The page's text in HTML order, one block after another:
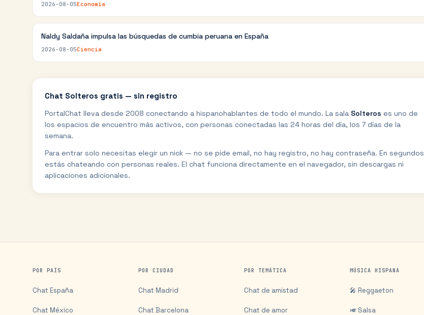
2026-08-05Economía
Naldy Saldaña impulsa las búsquedas de cumbia peruana en España
2026-08-05Ciencia
Chat Solteros gratis — sin registro
PortalChat lleva desde 2008 conectando a hispanohablantes de todo el mundo. La sala Solteros es uno de
los espacios de encuentro más activos, con personas conectadas las 24 horas del día, los 7 días de la
semana.
Para entrar solo necesitas elegir un nick — no se pide email, no hay registro, no hay contraseña. En segundos
estás chateando con personas reales. El chat funciona directamente en el navegador, sin descargas ni
aplicaciones adicionales.
POR PAÍS
Chat España
Chat México
POR CIUDAD
Chat Madrid
Chat Barcelona
POR TEMÁTICA
Chat de amistad
Chat de amor
MÚSICA HISPANA
🎤 Reggaeton
🎺 Salsa